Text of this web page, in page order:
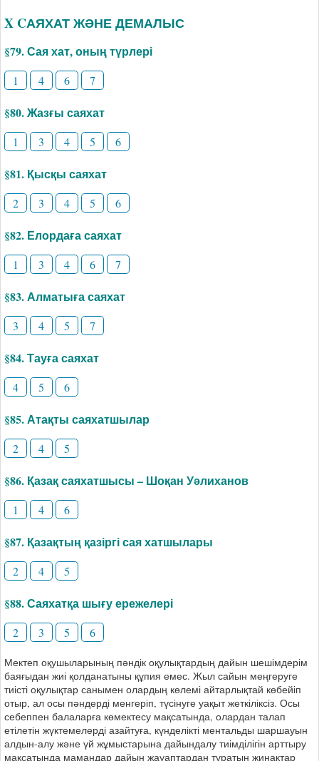
X CАЯХАТ ЖӘНЕ ДЕМАЛЫС
§79. Сая хат, оның түрлері
1 4 6 7
§80. Жазғы саяхат
1 3 4 5 6
§81. Қысқы саяхат
2 3 4 5 6
§82. Елордаға саяхат
1 3 4 6 7
§83. Алматыға саяхат
3 4 5 7
§84. Тауға саяхат
4 5 6
§85. Атақты саяхатшылар
2 4 5
§86. Қазақ саяхатшысы – Шоқан Уәлиханов
1 4 6
§87. Қазақтың қазіргі сая хатшылары
2 4 5
§88. Саяхатқа шығу ережелері
2 3 5 6
Мектеп оқушыларының пәндік оқулықтардың дайын шешімдерім
баяғыдан жиі қолданатыны құпия емес. Жыл сайын меңгеруге
тиісті оқулықтар санымен олардың көлемі айтарлықтай көбейіп
отыр, ал осы пәндерді менгеріп, түсінуге уақыт жеткіліксіз. Осы
себеппен балаларға көмектесу мақсатында, олардан талап
етілетін жүктемелерді азайтуға, күнделікті ментальды шаршауын
алдын-алу және үй жұмыстарына дайындалу тиімділігін арттыру
мақсатында мамандар дайын жауаптардан тұратын жинақтар